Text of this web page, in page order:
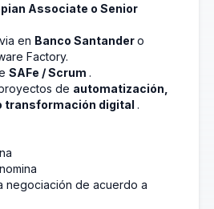
Associate o Senior
en Banco Santandero
Factory.
SAFe / Scrum .
de automatización,
transformación digital .
negociación de acuerdo a